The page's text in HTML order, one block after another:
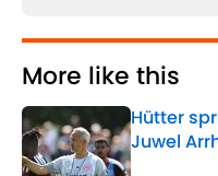
More like this
Hütter
Juwel
Published